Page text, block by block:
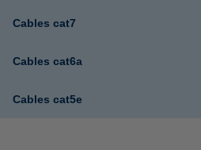
Cables cat7
Cables cat6a
Cables cat5e